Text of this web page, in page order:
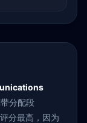
分配段
分最高，因为